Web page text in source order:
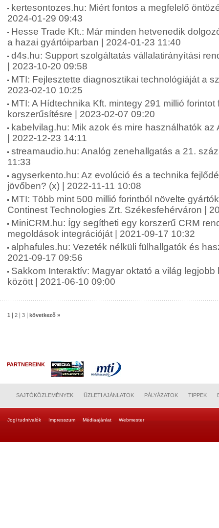
kertesontozes.hu: Miért fontos a megfelelő
2024-01-29 09:43
Hesse Trade Kft.: Már minden hetvenedik
a hazai gyártóiparban | 2024-01-23 11:40
d4s.hu: Support szolgáltatás vállalatirányítási
| 2023-10-20 09:58
MTI: Fejlesztette diagnosztikai technológiáját a
2023-02-10 10:25
MTI: A Hídtechnika Kft. mintegy 291 millió
korszerűsítésre | 2023-02-07 09:20
kabelvilag.hu: Mik azok és mire használhatók az
| 2022-12-23 14:11
streamaudio.hu: Analóg zenehallgatás a 21.
11:33
agyserkento.hu: Az evolúció és a technika
jövőben? (x) | 2022-11-11 10:08
MTI: Több mint 500 millió forintból növelte
Continest Technologies Zrt. Székesfehérváron |
MiniCRM.hu: Így segítheti egy korszerű CRM
megoldások integrációját | 2021-09-17 10:32
alphafules.hu: Vezeték nélküli fülhallgatók és
2021-09-17 09:56
Sakkom Interaktív: Magyar oktató a világ
között | 2021-06-10 09:00
1 2 3 következő »
PARTNEREINK
SAJTÓKÖZLEMÉNYEK ÜZLETI AJÁNLATOK PÁLYÁZATOK TIPPEK
Jogi tudnivalók Impresszum Médiaajánlat Webmester